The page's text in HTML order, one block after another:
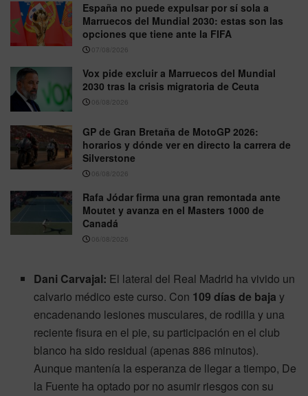
España no puede expulsar por sí sola a
Marruecos del Mundial 2030: estas son las
opciones que tiene ante la FIFA
07/08/2026
Vox pide excluir a Marruecos del Mundial
2030 tras la crisis migratoria de Ceuta
06/08/2026
GP de Gran Bretaña de MotoGP 2026:
horarios y dónde ver en directo la carrera de
Silverstone
06/08/2026
Rafa Jódar firma una gran remontada ante
Moutet y avanza en el Masters 1000 de
Canadá
06/08/2026
Dani Carvajal: El lateral del Real Madrid ha vivido un
calvario médico este curso. Con 109 días de baja y
encadenando lesiones musculares, de rodilla y una
reciente fisura en el pie, su participación en el club
blanco ha sido residual (apenas 886 minutos).
Aunque mantenía la esperanza de llegar a tiempo, De
la Fuente ha optado por no asumir riesgos con su